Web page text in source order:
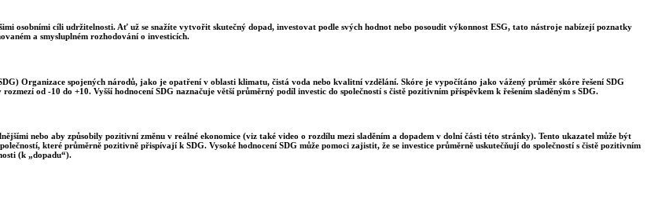
osobními cíli udržitelnosti. Ať už se snažíte vytvořit skutečný dopad, investovat podle svých hodnot nebo posoudit výkonnost ESG, tato nástroje nabízejí poznatky
a smysluplném rozhodování o investicích.
Organizace spojených národů, jako je opatření v oblasti klimatu, čistá voda nebo kvalitní vzdělání. Skóre je vypočítáno jako vážený průměr skóre řešení SDG
od -10 do +10. Vyšší hodnocení SDG naznačuje větší průměrný podíl investic do společností s čistě pozitivním příspěvkem k řešením sladěným s SDG.
nebo aby způsobily pozitivní změnu v reálné ekonomice (viz také video o rozdílu mezi sladěním a dopadem v dolní části této stránky). Tento ukazatel může být
které průměrně pozitivně přispívají k SDG. Vysoké hodnocení SDG může pomoci zajistit, že se investice průměrně uskutečňují do společností s čistě pozitivním
(k „dopadu“).